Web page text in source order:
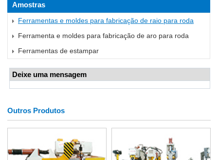
Amostras
Ferramentas e moldes para fabricação de raio para roda
Ferramenta e moldes para fabricação de aro para roda
Ferramentas de estampar
Deixe uma mensagem
Outros Produtos